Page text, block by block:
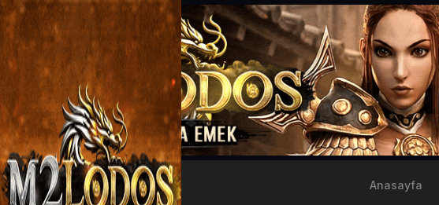
EP Kazan Anasayfa